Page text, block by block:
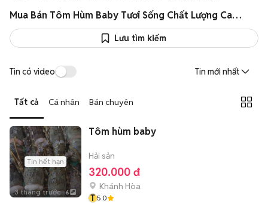
Mua Bán Tôm Hùm Baby Tươi Sống Chất Lượng Cao Giá Tốt
Lưu tìm kiếm
Tin có video Tin mới nhất
Tất cả Cá nhân Bán chuyên
Tin hết hạn
3 tháng trước 6
Tôm hùm baby
Hải sản
320.000 đ
Khánh Hòa
T 5.0